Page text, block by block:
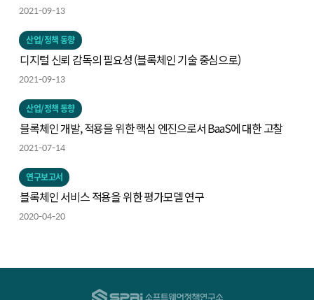
2021-09-13
산업/정책 동향
디지털 신뢰 감독의 필요성 (블록체인 기술 중심으로)
2021-09-13
산업/정책 동향
블록체인 개발, 적용을 위한 핵심 엔진으로서 BaaS에 대한 고찰
2021-07-14
연구보고서
블록체인 서비스 적용을 위한 평가모델 연구
2020-04-20